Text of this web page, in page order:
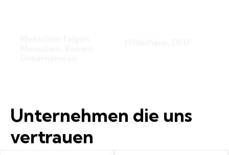
Unternehmen die uns
vertrauen